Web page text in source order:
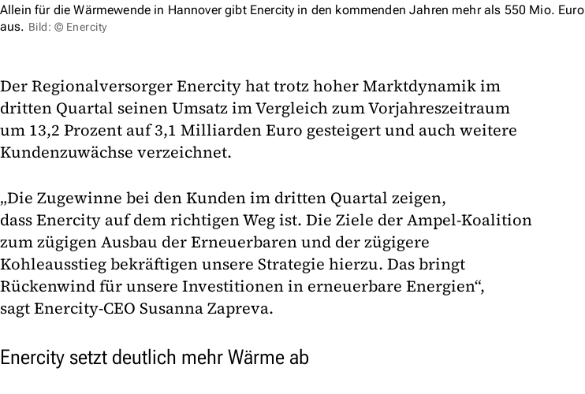
Allein für die Wärmewende in Hannover gibt Enercity in den kommenden Jahren mehr als 550 Mio. Euro
aus. Bild: © Enercity
Der Regionalversorger Enercity hat trotz hoher Marktdynamik im
dritten Quartal seinen Umsatz im Vergleich zum Vorjahreszeitraum
um 13,2 Prozent auf 3,1 Milliarden Euro gesteigert und auch weitere
Kundenzuwächse verzeichnet.
„Die Zugewinne bei den Kunden im dritten Quartal zeigen,
dass Enercity auf dem richtigen Weg ist. Die Ziele der Ampel-Koalition
zum zügigen Ausbau der Erneuerbaren und der zügigere
Kohleausstieg bekräftigen unsere Strategie hierzu. Das bringt
Rückenwind für unsere Investitionen in erneuerbare Energien“,
sagt Enercity-CEO Susanna Zapreva.
Enercity setzt deutlich mehr Wärme ab